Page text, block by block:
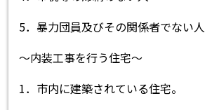
5．暴力団員及びその関係者でない人
～内装工事を行う住宅～
1．市内に建築されている住宅。